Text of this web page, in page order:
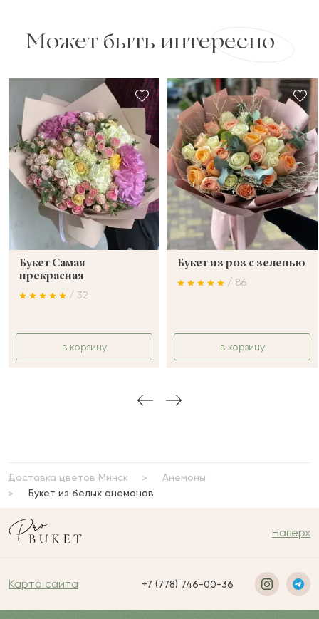
Может быть интересно
Букет Самая
прекрасная
/ 32
в корзину
Букет из роз с зеленью
/ 86
в корзину
Доставка цветов Минск
Анемоны
Букет из белых анемонов
Наверх
Карта сайта +7 (778) 746-00-36